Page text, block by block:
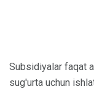
Subsidiyalar faqat
sug'urta uchun